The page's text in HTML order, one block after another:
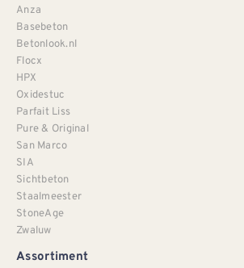
Anza
Basebeton
Betonlook.nl
Flocx
HPX
Oxidestuc
Parfait Liss
Pure & Original
San Marco
SIA
Sichtbeton
Staalmeester
StoneAge
Zwaluw
Assortiment